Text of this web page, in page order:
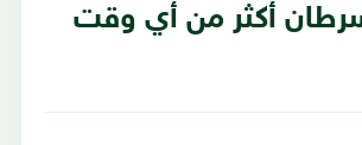
أكثر من أي وقت